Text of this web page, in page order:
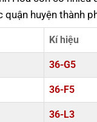
huyện thành
Kí hiệu
36-G5
36-F5
36-L3